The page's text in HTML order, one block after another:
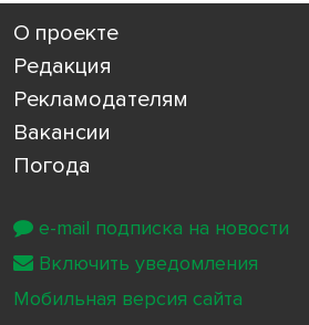
О проекте
Редакция
Рекламодателям
Вакансии
Погода
e-mail подписка на новости
Включить уведомления
Мобильная версия сайта